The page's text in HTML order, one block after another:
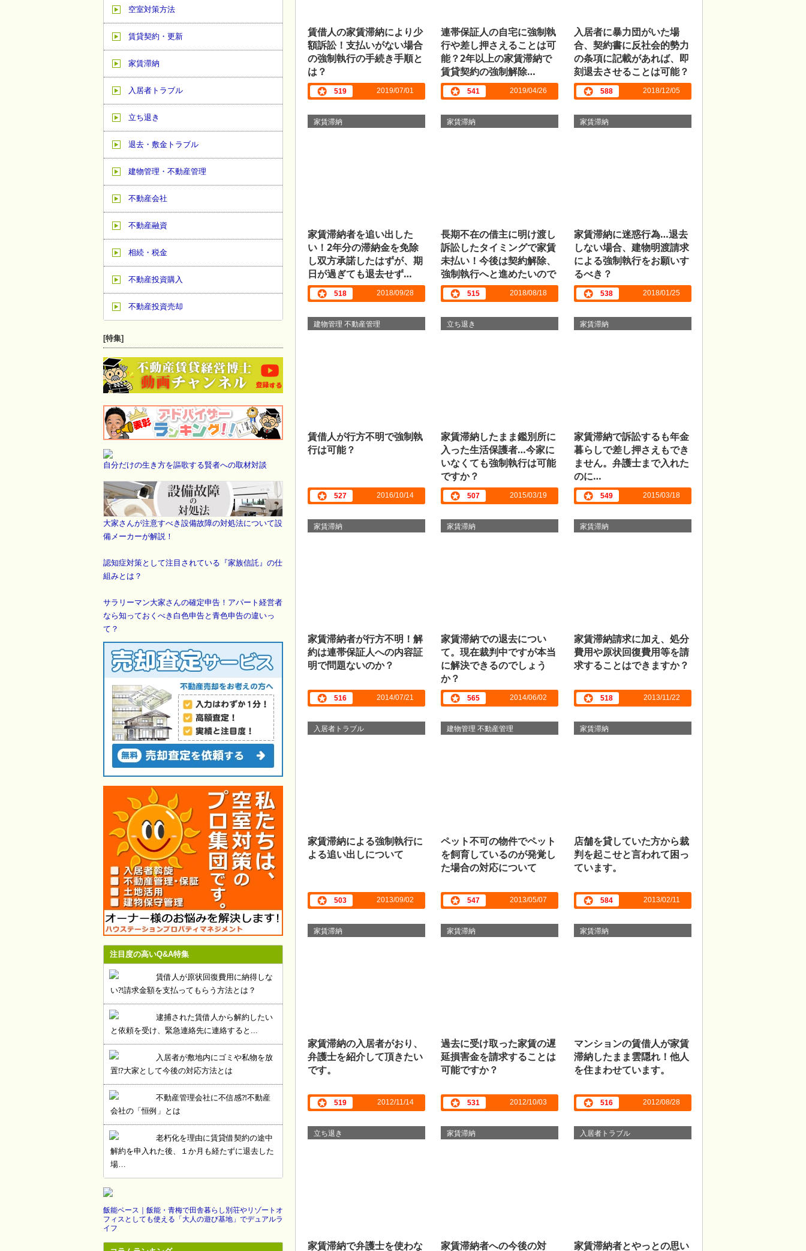
賃借人の家賃滞納により少
額訴訟！支払いがない場合
の強制執行の手続き手順と
は？
519 2019/07/01
連帯保証人の自宅に強制執
行や差し押さえることは可
能？2年以上の家賃滞納で
賃貸契約の強制解除…
541 2019/04/26
入居者に暴力団がいた場
合、契約書に反社会的勢力
の条項に記載があれば、即
刻退去させることは可能？
588 2018/12/05
家賃滞納
家賃滞納者を追い出した
い！2年分の滞納金を免除
し双方承諾したはずが、期
日が過ぎても退去せず…
518 2018/09/28
家賃滞納
長期不在の借主に明け渡し
訴訟したタイミングで家賃
未払い！今後は契約解除、
強制執行へと進めたいので
すが…515 2018/08/18
家賃滞納
家賃滞納に迷惑行為…退去
しない場合、建物明渡請求
による強制執行をお願いす
るべき？
538 2018/01/25
建物管理 不動産管理
賃借人が行方不明で強制執
行は可能？
527 2016/10/14
立ち退き
家賃滞納したまま鑑別所に
入った生活保護者…今家に
いなくても強制執行は可能
ですか？
507 2015/03/19
家賃滞納
家賃滞納で訴訟するも年金
暮らしで差し押さえもでき
ません。弁護士まで入れた
のに…
549 2015/03/18
家賃滞納
家賃滞納者が行方不明！解
約は連帯保証人への内容証
明で問題ないのか？
516 2014/07/21
家賃滞納
家賃滞納での退去につい
て。現在裁判中ですが本当
に解決できるのでしょう
か？
565 2014/06/02
家賃滞納
家賃滞納請求に加え、処分
費用や原状回復費用等を請
求することはできますか？
518 2013/11/22
入居者トラブル
家賃滞納による強制執行に
よる追い出しについて
503 2013/09/02
建物管理 不動産管理
ペット不可の物件でペット
を飼育しているのが発覚し
た場合の対応について
547 2013/05/07
家賃滞納
店舗を貸していた方から裁
判を起こせと言われて困っ
ています。
584 2013/02/11
家賃滞納
家賃滞納の入居者がおり、
弁護士を紹介して頂きたい
です。
519 2012/11/14
家賃滞納
過去に受け取った家賃の遅
延損害金を請求することは
可能ですか？
531 2012/10/03
家賃滞納
マンションの賃借人が家賃
滞納したまま雲隠れ！他人
を住まわせています。
516 2012/08/28
立ち退き
家賃滞納で弁護士を使わな
家賃滞納
家賃滞納者への今後の対
入居者トラブル
家賃滞納者とやっとの思い
空室対策方法
賃貸契約・更新
家賃滞納
入居者トラブル
立ち退き
退去・敷金トラブル
建物管理・不動産管理
不動産会社
不動産融資
相続・税金
不動産投資購入
不動産投資売却
[特集]
自分だけの生き方を謳歌する賢者への取材対談
大家さんが注意すべき設備故障の対処法について設
備メーカーが解説！
認知症対策として注目されている『家族信託』の仕
組みとは？
サラリーマン大家さんの確定申告！アパート経営者
なら知っておくべき白色申告と青色申告の違いっ
て？
注目度の高いQ&A特集
賃借人が原状回復費用に納得しな
い⁈請求金額を支払ってもらう方法とは？
逮捕された賃借人から解約したい
と依頼を受け、緊急連絡先に連絡すると...
入居者が敷地内にゴミや私物を放
置⁉大家として今後の対応方法とは
不動産管理会社に不信感⁈不動産
会社の「恒例」とは
老朽化を理由に賃貸借契約の途中
解約を申入れた後、１か月も経たずに退去した
場…
飯能ベース｜飯能・青梅で田舎暮らし別荘やリゾートオ
フィスとしても使える「大人の遊び基地」でデュアルラ
イフ